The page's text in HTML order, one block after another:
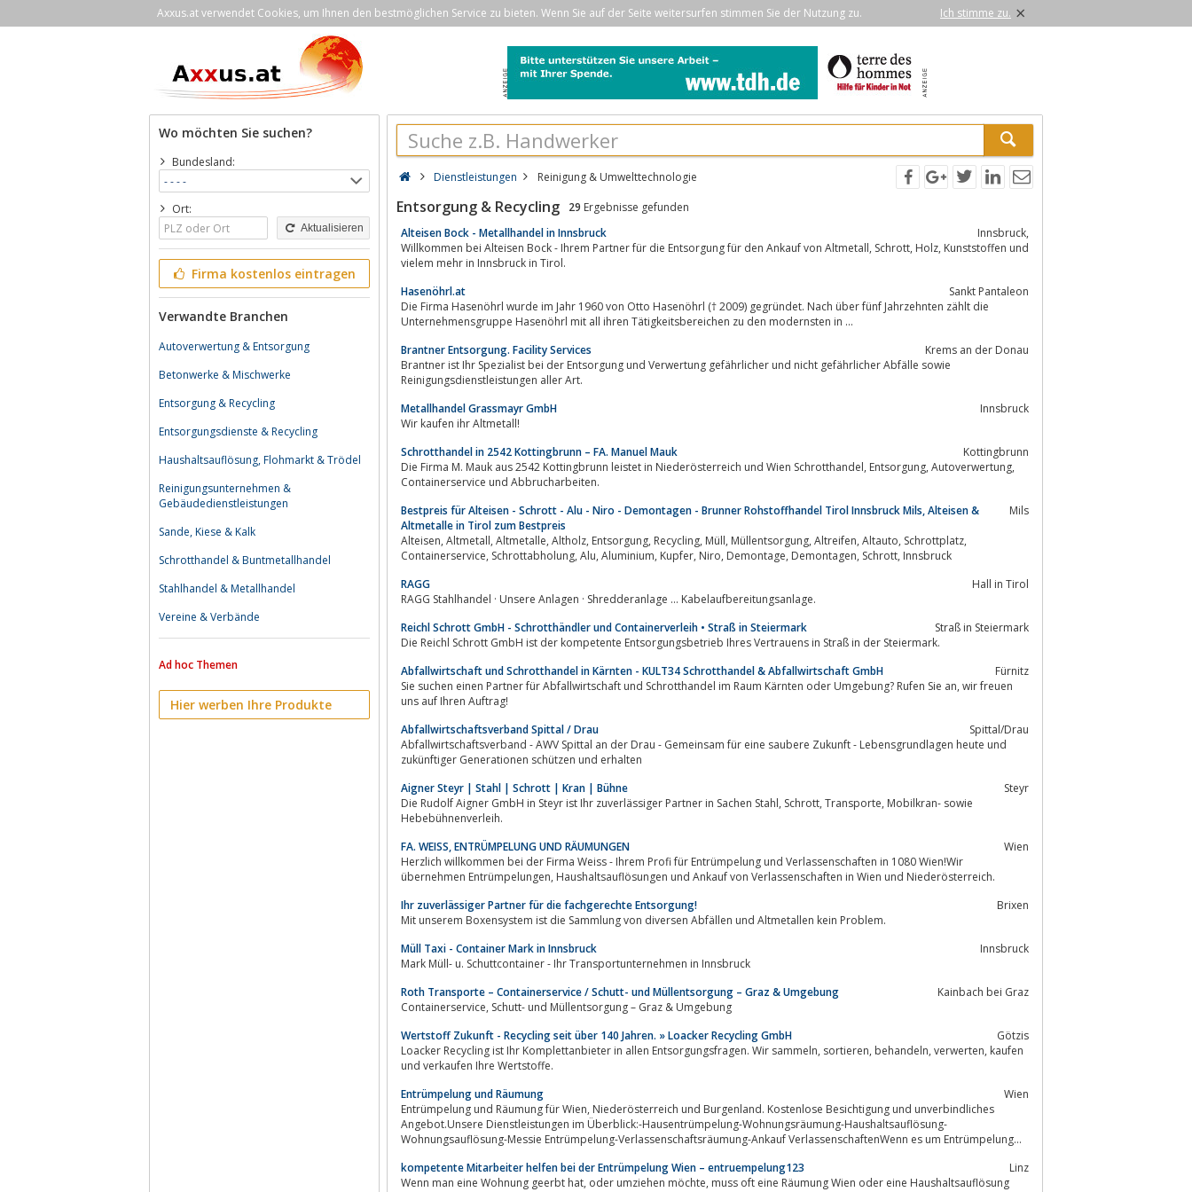
Axxus.at verwendet Cookies, um Ihnen den bestmöglichen Service zu bieten. Wenn Sie auf der Seite weitersurfen stimmen Sie der Nutzung zu. Ich stimme zu. ×
Wo möchten Sie suchen?
Bundesland:
Ort:
Aktualisieren
Firma kostenlos eintragen
Verwandte Branchen
Autoverwertung & Entsorgung
Betonwerke & Mischwerke
Entsorgung & Recycling
Entsorgungsdienste & Recycling
Haushaltsauflösung, Flohmarkt & Trödel
Reinigungsunternehmen &
Gebäudedienstleistungen
Sande, Kiese & Kalk
Schrotthandel & Buntmetallhandel
Stahlhandel & Metallhandel
Vereine & Verbände
Ad hoc Themen
Hier werben Ihre Produkte
Dienstleistungen Reinigung & Umwelttechnologie
Entsorgung & Recycling 29 Ergebnisse gefunden
Alteisen Bock - Metallhandel in Innsbruck
Innsbruck,
Willkommen bei Alteisen Bock - Ihrem Partner für die Entsorgung für den Ankauf von Altmetall, Schrott, Holz, Kunststoffen und
vielem mehr in Innsbruck in Tirol.
Hasenöhrl.at
Sankt Pantaleon
Die Firma Hasenöhrl wurde im Jahr 1960 von Otto Hasenöhrl († 2009) gegründet. Nach über fünf Jahrzehnten zählt die
Unternehmensgruppe Hasenöhrl mit all ihren Tätigkeitsbereichen zu den modernsten in ...
Brantner Entsorgung. Facility Services
Krems an der Donau
Brantner ist Ihr Spezialist bei der Entsorgung und Verwertung gefährlicher und nicht gefährlicher Abfälle sowie
Reinigungsdienstleistungen aller Art.
Metallhandel Grassmayr GmbH
Innsbruck
Wir kaufen ihr Altmetall!
Schrotthandel in 2542 Kottingbrunn – FA. Manuel Mauk
Kottingbrunn
Die Firma M. Mauk aus 2542 Kottingbrunn leistet in Niederösterreich und Wien Schrotthandel, Entsorgung, Autoverwertung,
Containerservice und Abbrucharbeiten.
Bestpreis für Alteisen - Schrott - Alu - Niro - Demontagen - Brunner Rohstoffhandel Tirol Innsbruck Mils, Alteisen &
Altmetalle in Tirol zum Bestpreis
Mils
Alteisen, Altmetall, Altmetalle, Altholz, Entsorgung, Recycling, Müll, Müllentsorgung, Altreifen, Altauto, Schrottplatz,
Containerservice, Schrottabholung, Alu, Aluminium, Kupfer, Niro, Demontage, Demontagen, Schrott, Innsbruck
RAGG
Hall in Tirol
RAGG Stahlhandel · Unsere Anlagen · Shredderanlage ... Kabelaufbereitungsanlage.
Reichl Schrott GmbH - Schrotthändler und Containerverleih • Straß in Steiermark
Straß in Steiermark
Die Reichl Schrott GmbH ist der kompetente Entsorgungsbetrieb Ihres Vertrauens in Straß in der Steiermark.
Abfallwirtschaft und Schrotthandel in Kärnten - KULT34 Schrotthandel & Abfallwirtschaft GmbH
Fürnitz
Sie suchen einen Partner für Abfallwirtschaft und Schrotthandel im Raum Kärnten oder Umgebung? Rufen Sie an, wir freuen
uns auf Ihren Auftrag!
Abfallwirtschaftsverband Spittal / Drau
Spittal/Drau
Abfallwirtschaftsverband - AWV Spittal an der Drau - Gemeinsam für eine saubere Zukunft - Lebensgrundlagen heute und
zukünftiger Generationen schützen und erhalten
Aigner Steyr | Stahl | Schrott | Kran | Bühne
Steyr
Die Rudolf Aigner GmbH in Steyr ist Ihr zuverlässiger Partner in Sachen Stahl, Schrott, Transporte, Mobilkran- sowie
Hebebühnenverleih.
FA. WEISS, ENTRÜMPELUNG UND RÄUMUNGEN
Wien
Herzlich willkommen bei der Firma Weiss - Ihrem Profi für Entrümpelung und Verlassenschaften in 1080 Wien!Wir
übernehmen Entrümpelungen, Haushaltsauflösungen und Ankauf von Verlassenschaften in Wien und Niederösterreich.
Ihr zuverlässiger Partner für die fachgerechte Entsorgung!
Brixen
Mit unserem Boxensystem ist die Sammlung von diversen Abfällen und Altmetallen kein Problem.
Müll Taxi - Container Mark in Innsbruck
Innsbruck
Mark Müll- u. Schuttcontainer - Ihr Transportunternehmen in Innsbruck
Roth Transporte – Containerservice / Schutt- und Müllentsorgung – Graz & Umgebung
Kainbach bei Graz
Containerservice, Schutt- und Müllentsorgung – Graz & Umgebung
Wertstoff Zukunft - Recycling seit über 140 Jahren. » Loacker Recycling GmbH
Götzis
Loacker Recycling ist Ihr Komplettanbieter in allen Entsorgungsfragen. Wir sammeln, sortieren, behandeln, verwerten, kaufen
und verkaufen Ihre Wertstoffe.
Entrümpelung und Räumung
Wien
Entrümpelung und Räumung für Wien, Niederösterreich und Burgenland. Kostenlose Besichtigung und unverbindliches
Angebot.Unsere Dienstleistungen im Überblick:-Hausentrümpelung-Wohnungsräumung-Haushaltsauflösung-
Wohnungsauflösung-Messie Entrümpelung-Verlassenschaftsräumung-Ankauf VerlassenschaftenWenn es um Entrümpelung
kompetente Mitarbeiter helfen bei der Entrümpelung Wien – entruempelung123
Linz
Wenn man eine Wohnung geerbt hat, oder umziehen möchte, muss oft eine Räumung Wien oder eine Haushaltsauflösung